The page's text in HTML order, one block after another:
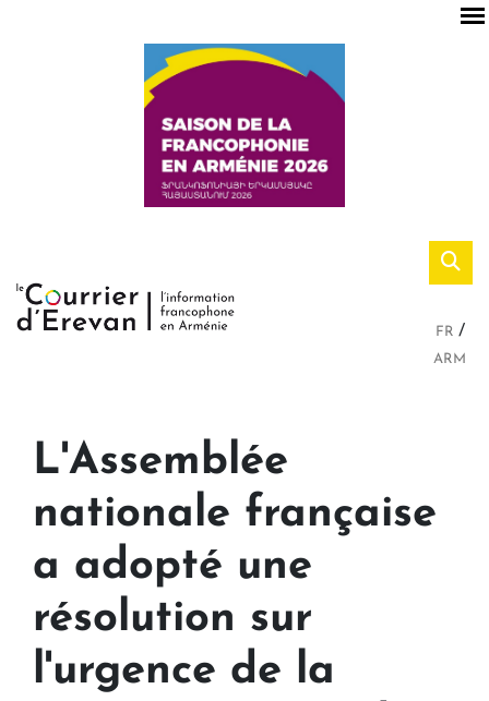
FR
ARM
L'Assemblée
nationale française
a adopté une
résolution sur
l'urgence de la